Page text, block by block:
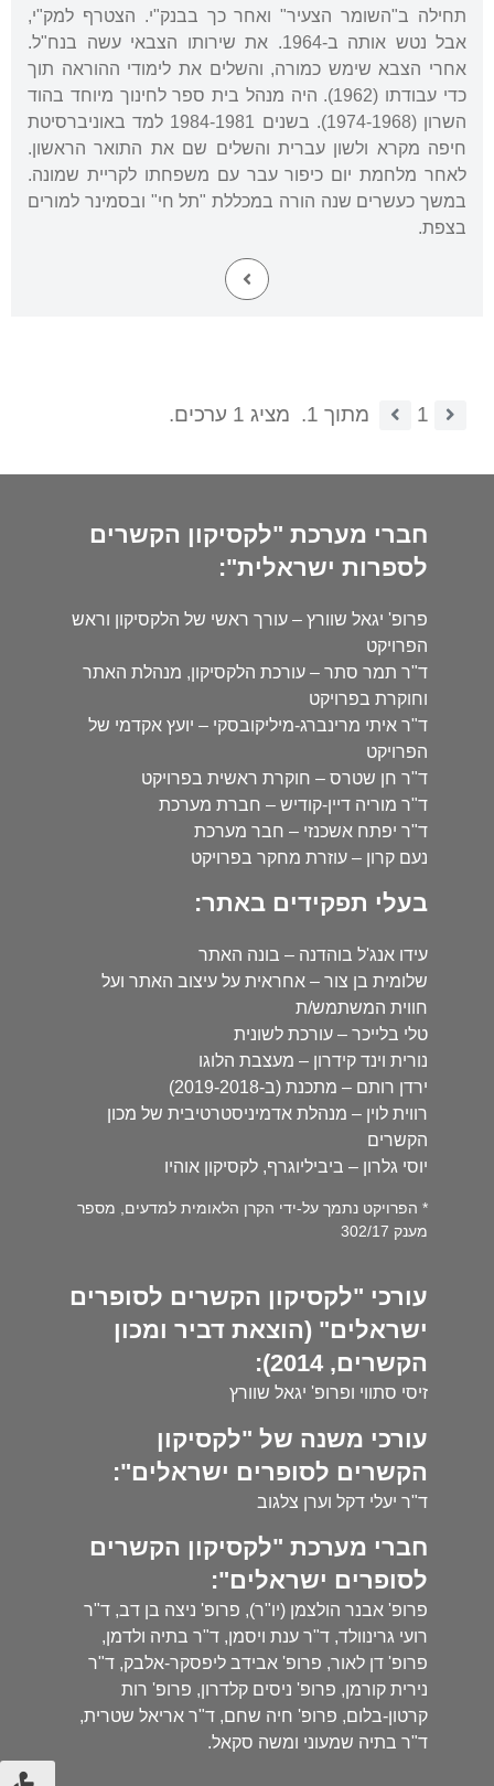
תחילה ב"השומר הצעיר" ואחר כך בבנק"י. הצטרף למק"י,
אבל נטש אותה ב-1964. את שירותו הצבאי עשה בנח"ל.
אחרי הצבא שימש כמורה, והשלים את לימודי ההוראה תוך
כדי עבודתו (1962). היה מנהל בית ספר לחינוך מיוחד בהוד
השרון (1974-1968). בשנים 1984-1981 למד באוניברסיטת
חיפה מקרא ולשון עברית והשלים שם את התואר הראשון.
לאחר מלחמת יום כיפור עבר עם משפחתו לקריית שמונה.
במשך כעשרים שנה הורה במכללת "תל חי" ובסמינר למורים
בצפת.
1 מתוך 1. מציג 1 ערכים.
חברי מערכת "לקסיקון הקשרים
לספרות ישראלית":
פרופ' יגאל שוורץ – עורך ראשי של הלקסיקון וראש
הפרויקט
ד"ר תמר סתר – עורכת הלקסיקון, מנהלת האתר
וחוקרת בפרויקט
ד"ר איתי מרינברג-מיליקובסקי – יועץ אקדמי של
הפרויקט
ד"ר חן שטרס – חוקרת ראשית בפרויקט
ד"ר מוריה דיין-קודיש – חברת מערכת
ד"ר יפתח אשכנזי – חבר מערכת
נעם קרון – עוזרת מחקר בפרויקט
בעלי תפקידים באתר:
עידו אנג'ל בוהדנה – בונה האתר
שלומית בן צור – אחראית על עיצוב האתר ועל
חווית המשתמש/ת
טלי בלייכר – עורכת לשונית
נורית וינד קידרון – מעצבת הלוגו
ירדן רותם – מתכנת (ב-2019-2018)
רווית לוין – מנהלת אדמיניסטרטיבית של מכון
הקשרים
יוסי גלרון – ביביליוגרף, לקסיקון אוהיו
* הפרויקט נתמך על-ידי הקרן הלאומית למדעים, מספר
מענק 302/17
עורכי "לקסיקון הקשרים לסופרים
ישראלים" (הוצאת דביר ומכון
הקשרים, 2014):
זיסי סתווי ופרופ' יגאל שוורץ
עורכי משנה של "לקסיקון
הקשרים לסופרים ישראלים":
ד"ר יעלי דקל וערן צלגוב
חברי מערכת "לקסיקון הקשרים
לסופרים ישראלים":
פרופ' אבנר הולצמן (יו"ר), פרופ' ניצה בן דב, ד"ר
רועי גרינוולד, ד"ר ענת ויסמן, ד"ר בתיה ולדמן,
פרופ' דן לאור, פרופ' אבידב ליפסקר-אלבק, ד"ר
נירית קורמן, פרופ' ניסים קלדרון, פרופ' רות
קרטון-בלום, פרופ' חיה שחם, ד"ר אריאל שטרית,
ד"ר בתיה שמעוני ומשה סקאל.